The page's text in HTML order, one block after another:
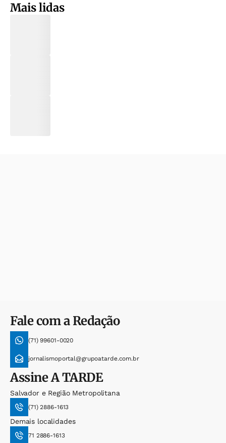
Mais lidas
Fale com a Redação
(71) 99601-0020
jornalismoportal@grupoatarde.com.br
AssineA TARDE
Salvador e Região Metropolitana
(71) 2886-1613
Demais localidades
71 2886-1613